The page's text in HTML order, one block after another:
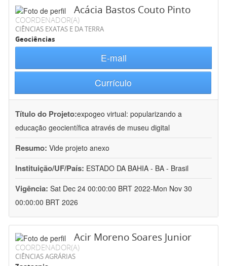
Acácia Bastos Couto Pinto
COORDENADOR(A)
CIÊNCIAS EXATAS E DA TERRA
Geociências
E-mail
Currículo
Título do Projeto:expogeo virtual: popularizando a
educação geocientífica através de museu digital
Resumo: Vide projeto anexo
Instituição/UF/País: ESTADO DA BAHIA - BA - Brasil
Vigência: Sat Dec 24 00:00:00 BRT 2022-Mon Nov 30
00:00:00 BRT 2026
Acir Moreno Soares Junior
COORDENADOR(A)
CIÊNCIAS AGRÁRIAS